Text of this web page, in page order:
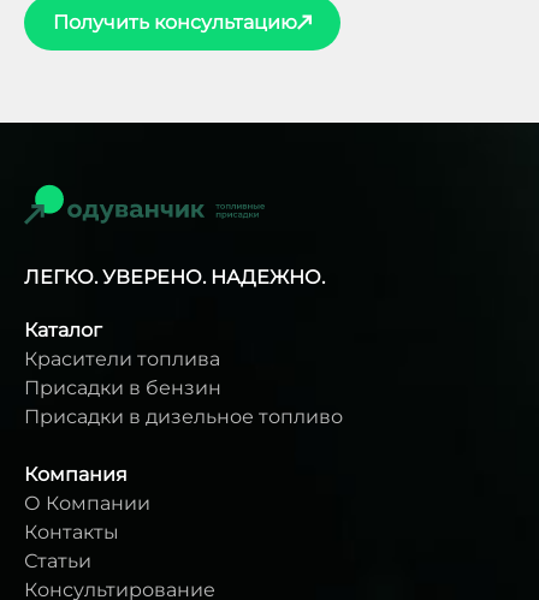
Получить консультацию
ЛЕГКО. УВЕРЕНО. НАДЕЖНО.
Каталог
Красители топлива
Присадки в бензин
Присадки в дизельное топливо
Компания
О Компании
Контакты
Статьи
Консультирование